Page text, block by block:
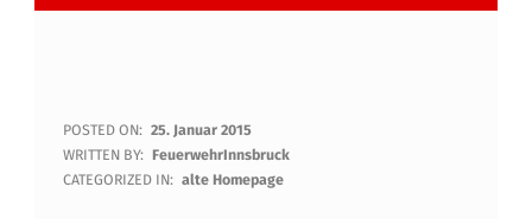
S
T
POSTED ON: 25. Januar 2015
WRITTEN BY: FeuerwehrInnsbruck
CATEGORIZED IN: alte Homepage